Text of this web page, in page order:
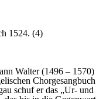
1524. (4)
Walter (1496 – 1570)
Chorgesangbuch
schuf er das „Ur- und